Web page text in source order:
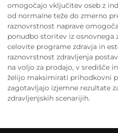
omogočajo vključitev oseb z
od normalne teže do zmerno
raznovrstnost naprave
ponudbo storitev iz osnovnega
celovite programe zdravja in
raznovrstnost zdravljenja
na voljo za prodajo, v središče
želijo maksimirati prihodkovni
zagotavljajo izjemne rezultate
zdravljenjskih scenarijih.